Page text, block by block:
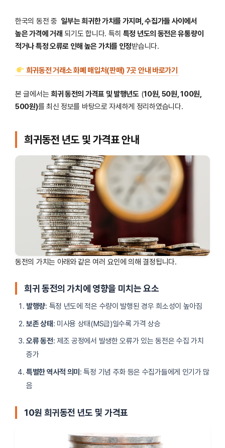
한국의 동전 중 일부는 희귀한 가치를 가지며, 수집가들 사이에서
높은 가격에 거래 되기도 합니다. 특히 특정 년도의 동전은 유통량이
적거나 특정 오류로 인해 높은 가치를 인정받습니다.
희귀동전 거래소 화폐 매입처(판매) 7곳 안내 바로가기
본 글에서는 희귀 동전의 가격표 및 발행년도(10원, 50원, 100원,
500원)를 최신 정보를 바탕으로 자세하게 정리하였습니다.
희귀동전 년도 및 가격표 안내
동전의 가치는 아래와 같은 여러 요인에 의해 결정됩니다.
희귀 동전의 가치에 영향을 미치는 요소
발행량: 특정 년도에 적은 수량이 발행된 경우 희소성이 높아짐
보존 상태: 미사용 상태(MS급)일수록 가격 상승
오류 동전: 제조 공정에서 발생한 오류가 있는 동전은 수집 가치
증가
특별한 역사적 의미 : 특정 기념 주화 등은 수집가들에게 인기가 많
음
10원 희귀동전 년도 및 가격표